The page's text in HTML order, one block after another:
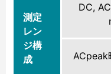
測定
レン
ジ構
成
DC,